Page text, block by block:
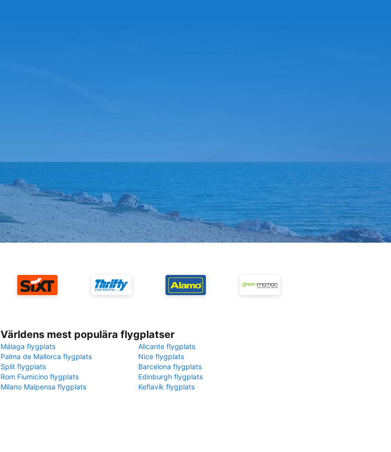
Världens mest populära flygplatser
Málaga flygplats
Alicante flygplats
Palma de Mallorca flygplats
Nice flygplats
Split flygplats
Barcelona flygplats
Rom Fiumicino flygplats
Edinburgh flygplats
Milano Malpensa flygplats
Keflavík flygplats